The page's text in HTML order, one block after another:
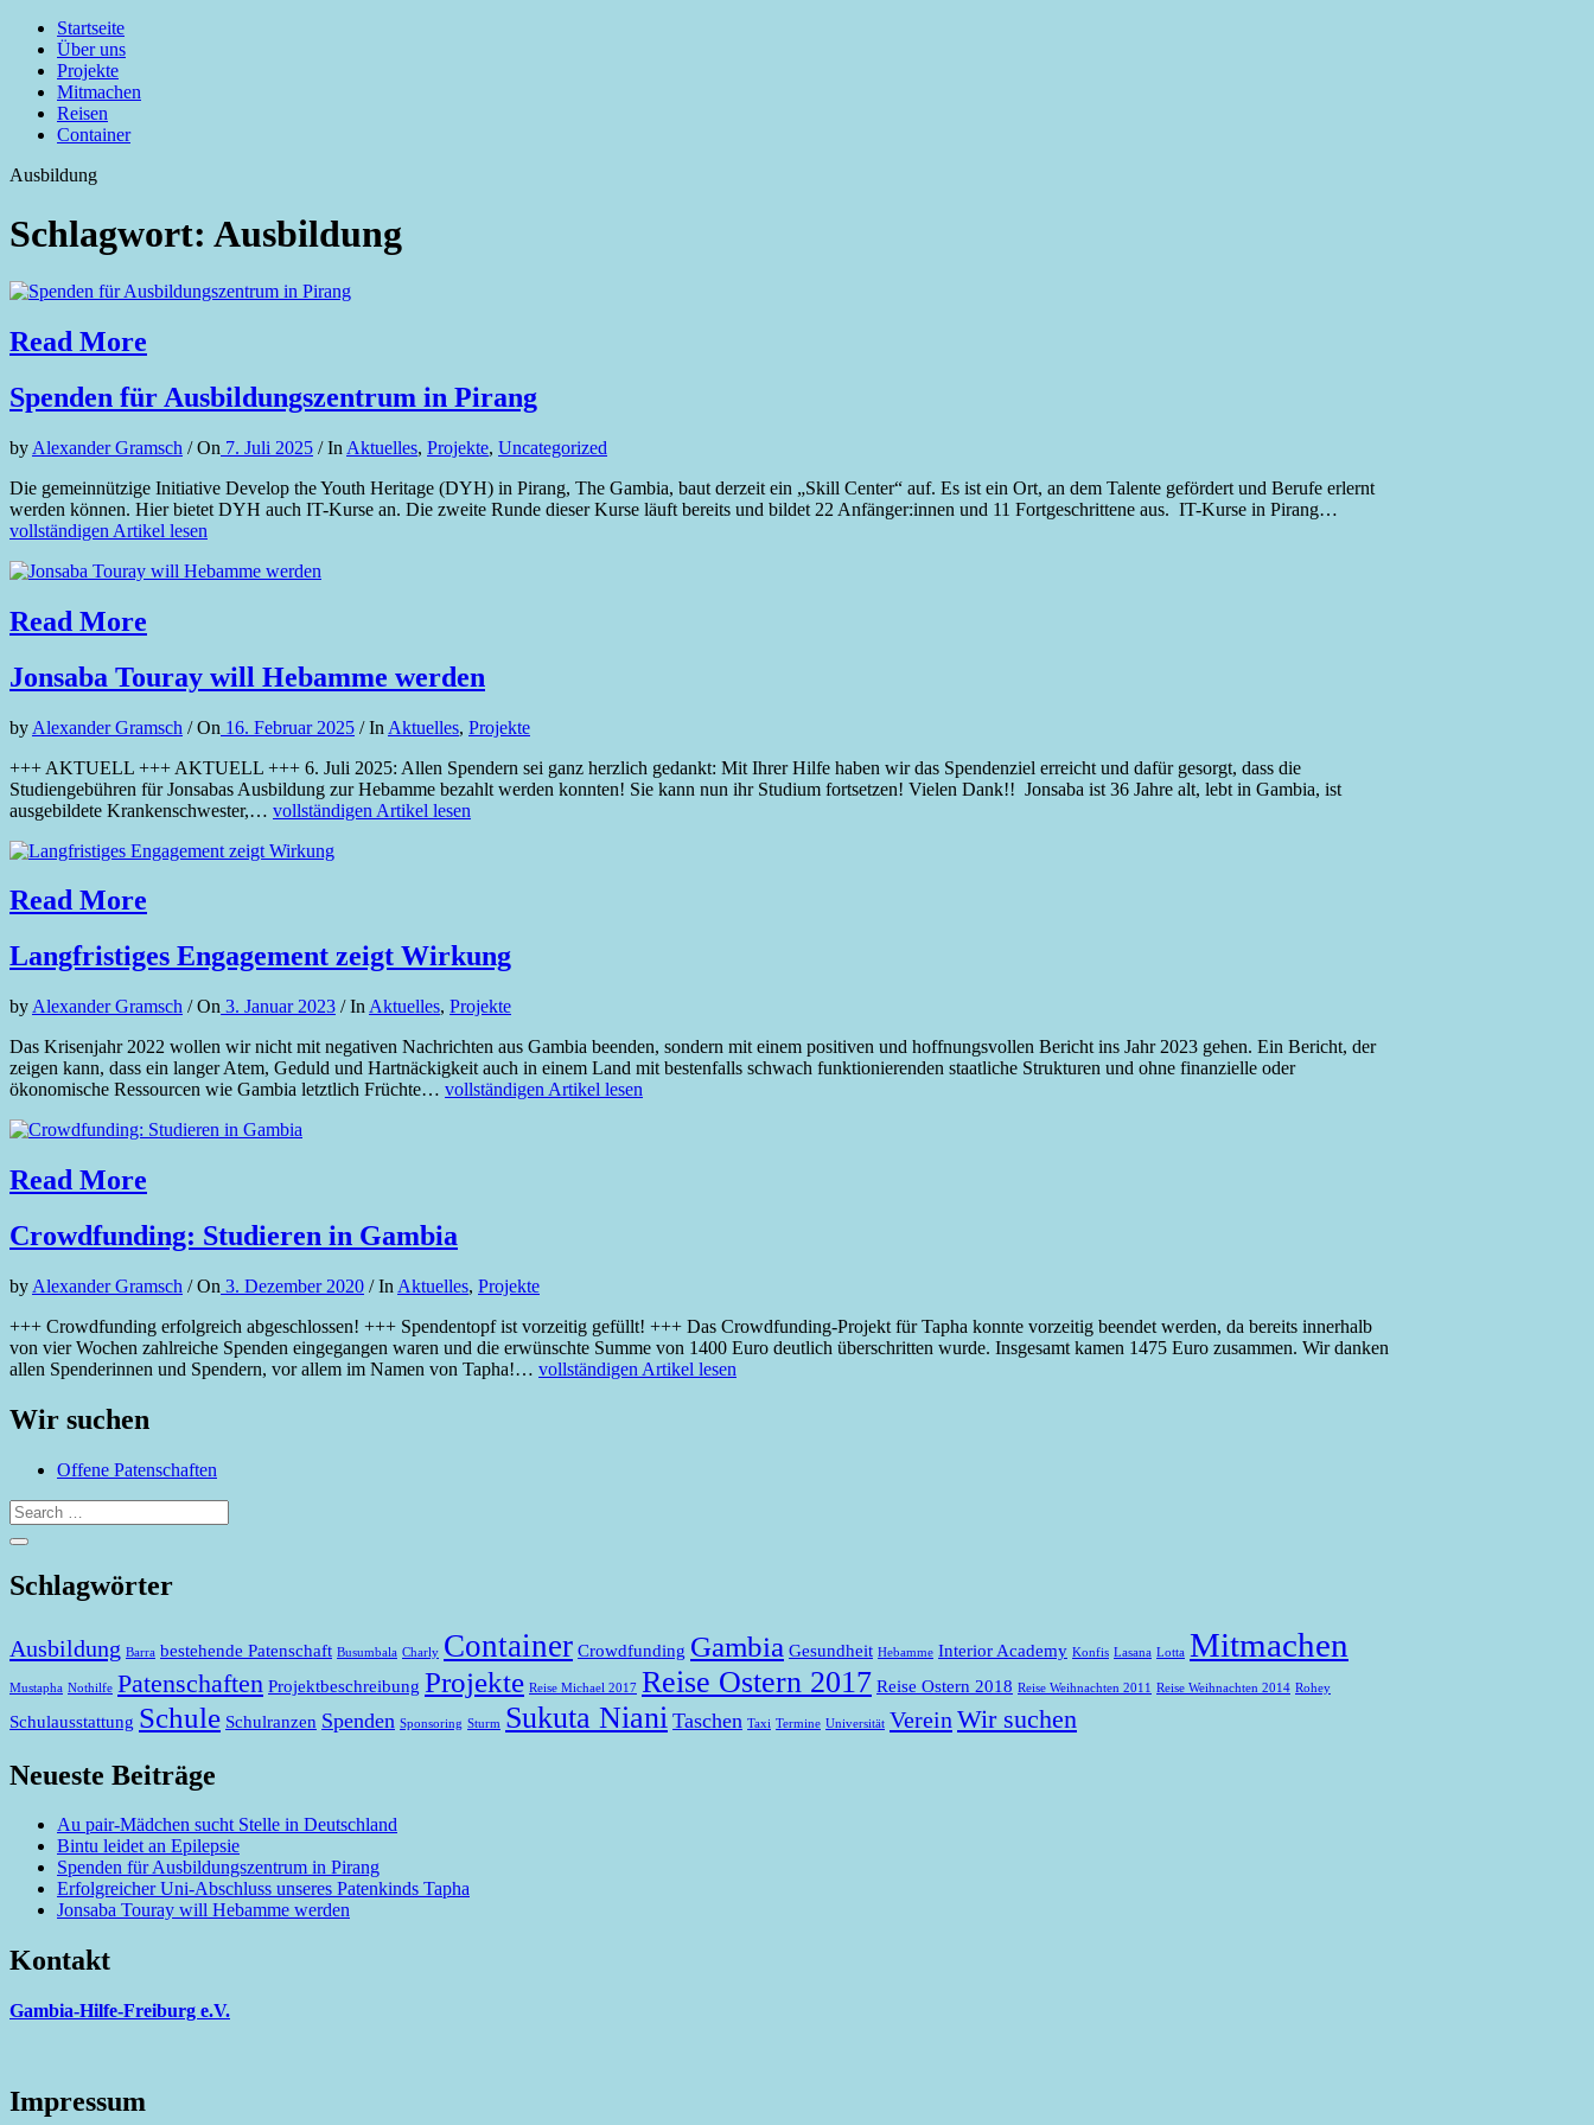
Startseite
Über uns
Projekte
Mitmachen
Reisen
Container
Ausbildung
Schlagwort: Ausbildung
Read More
Spenden für Ausbildungszentrum in Pirang
by Alexander Gramsch /On 7. Juli 2025 /In Aktuelles, Projekte, Uncategorized
Die gemeinnützige Initiative Develop the Youth Heritage (DYH) in Pirang, The Gambia, baut derzeit ein „Skill Center“ auf. Es ist ein Ort, an dem Talente gefördert und Berufe erlernt
werden können. Hier bietet DYH auch IT-Kurse an. Die zweite Runde dieser Kurse läuft bereits und bildet 22 Anfänger:innen und 11 Fortgeschrittene aus. IT-Kurse in Pirang…
vollständigen Artikel lesen
Read More
Jonsaba Touray will Hebamme werden
by Alexander Gramsch /On 16. Februar 2025 /In Aktuelles, Projekte
+++ AKTUELL +++ AKTUELL +++ 6. Juli 2025: Allen Spendern sei ganz herzlich gedankt: Mit Ihrer Hilfe haben wir das Spendenziel erreicht und dafür gesorgt, dass die
Studiengebühren für Jonsabas Ausbildung zur Hebamme bezahlt werden konnten! Sie kann nun ihr Studium fortsetzen! Vielen Dank!! Jonsaba ist 36 Jahre alt, lebt in Gambia, ist
ausgebildete Krankenschwester,… vollständigen Artikel lesen
Read More
Langfristiges Engagement zeigt Wirkung
by Alexander Gramsch /On 3. Januar 2023 /In Aktuelles, Projekte
Das Krisenjahr 2022 wollen wir nicht mit negativen Nachrichten aus Gambia beenden, sondern mit einem positiven und hoffnungsvollen Bericht ins Jahr 2023 gehen. Ein Bericht, der
zeigen kann, dass ein langer Atem, Geduld und Hartnäckigkeit auch in einem Land mit bestenfalls schwach funktionierenden staatliche Strukturen und ohne finanzielle oder
ökonomische Ressourcen wie Gambia letztlich Früchte… vollständigen Artikel lesen
Read More
Crowdfunding: Studieren in Gambia
by Alexander Gramsch /On 3. Dezember 2020 /In Aktuelles, Projekte
+++ Crowdfunding erfolgreich abgeschlossen! +++ Spendentopf ist vorzeitig gefüllt! +++ Das Crowdfunding-Projekt für Tapha konnte vorzeitig beendet werden, da bereits innerhalb
von vier Wochen zahlreiche Spenden eingegangen waren und die erwünschte Summe von 1400 Euro deutlich überschritten wurde. Insgesamt kamen 1475 Euro zusammen. Wir danken
allen Spenderinnen und Spendern, vor allem im Namen von Tapha!… vollständigen Artikel lesen
Wir suchen
Offene Patenschaften
Schlagwörter
Ausbildung Barra bestehende Patenschaft Busumbala Charly Container Crowdfunding Gambia Gesundheit Hebamme Interior Academy Konfis Lasana Lotta Mitmachen
Mustapha Nothilfe Patenschaften Projektbeschreibung Projekte Reise Michael 2017 Reise Ostern 2017 Reise Ostern 2018 Reise Weihnachten 2011 Reise Weihnachten 2014 Rohey
Schulausstattung Schule Schulranzen Spenden Sponsoring Sturm Sukuta Niani Taschen Taxi Termine Universität Verein Wir suchen
Neueste Beiträge
Au pair-Mädchen sucht Stelle in Deutschland
Bintu leidet an Epilepsie
Spenden für Ausbildungszentrum in Pirang
Erfolgreicher Uni-Abschluss unseres Patenkinds Tapha
Jonsaba Touray will Hebamme werden
Kontakt
Gambia-Hilfe-Freiburg e.V.
Impressum